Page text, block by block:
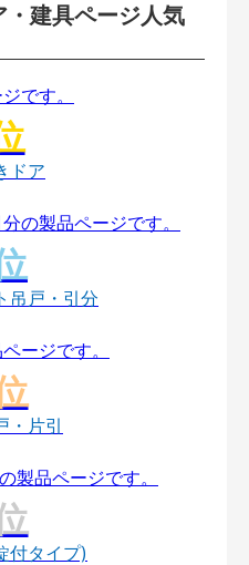
建具ページ人気
ドア
吊戸・引分
・片引
付タイプ)